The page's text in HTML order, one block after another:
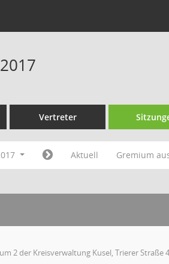
Vertreter
Aktuell Gremium
2 der Kreisverwaltung Kusel, Trierer Straße